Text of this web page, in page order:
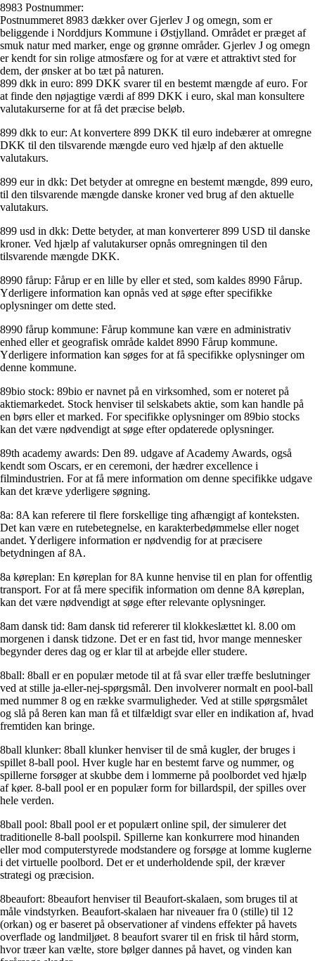
8983 Postnummer:
Postnummeret 8983 dækker over Gjerlev J og omegn, som er
beliggende i Norddjurs Kommune i Østjylland. Området er præget af
smuk natur med marker, enge og grønne områder. Gjerlev J og omegn
er kendt for sin rolige atmosfære og for at være et attraktivt sted for
dem, der ønsker at bo tæt på naturen.
899 dkk in euro: 899 DKK svarer til en bestemt mængde af euro. For
at finde den nøjagtige værdi af 899 DKK i euro, skal man konsultere
valutakurserne for at få det præcise beløb.
899 dkk to eur: At konvertere 899 DKK til euro indebærer at omregne
DKK til den tilsvarende mængde euro ved hjælp af den aktuelle
valutakurs.
899 eur in dkk: Det betyder at omregne en bestemt mængde, 899 euro,
til den tilsvarende mængde danske kroner ved brug af den aktuelle
valutakurs.
899 usd in dkk: Dette betyder, at man konverterer 899 USD til danske
kroner. Ved hjælp af valutakurser opnås omregningen til den
tilsvarende mængde DKK.
8990 fårup: Fårup er en lille by eller et sted, som kaldes 8990 Fårup.
Yderligere information kan opnås ved at søge efter specifikke
oplysninger om dette sted.
8990 fårup kommune: Fårup kommune kan være en administrativ
enhed eller et geografisk område kaldet 8990 Fårup kommune.
Yderligere information kan søges for at få specifikke oplysninger om
denne kommune.
89bio stock: 89bio er navnet på en virksomhed, som er noteret på
aktiemarkedet. Stock henviser til selskabets aktie, som kan handle på
en børs eller et marked. For specifikke oplysninger om 89bio stocks
kan det være nødvendigt at søge efter opdaterede oplysninger.
89th academy awards: Den 89. udgave af Academy Awards, også
kendt som Oscars, er en ceremoni, der hædrer excellence i
filmindustrien. For at få mere information om denne specifikke udgave
kan det kræve yderligere søgning.
8a: 8A kan referere til flere forskellige ting afhængigt af konteksten.
Det kan være en rutebetegnelse, en karakterbedømmelse eller noget
andet. Yderligere information er nødvendig for at præcisere
betydningen af 8A.
8a køreplan: En køreplan for 8A kunne henvise til en plan for offentlig
transport. For at få mere specifik information om denne 8A køreplan,
kan det være nødvendigt at søge efter relevante oplysninger.
8am dansk tid: 8am dansk tid refererer til klokkeslættet kl. 8.00 om
morgenen i dansk tidzone. Det er en fast tid, hvor mange mennesker
begynder deres dag og er klar til at arbejde eller studere.
8ball: 8ball er en populær metode til at få svar eller træffe beslutninger
ved at stille ja-eller-nej-spørgsmål. Den involverer normalt en pool-ball
med nummer 8 og en række svarmuligheder. Ved at stille spørgsmålet
og slå på 8eren kan man få et tilfældigt svar eller en indikation af, hvad
fremtiden kan bringe.
8ball klunker: 8ball klunker henviser til de små kugler, der bruges i
spillet 8-ball pool. Hver kugle har en bestemt farve og nummer, og
spillerne forsøger at skubbe dem i lommerne på poolbordet ved hjælp
af køer. 8-ball pool er en populær form for billardspil, der spilles over
hele verden.
8ball pool: 8ball pool er et populært online spil, der simulerer det
traditionelle 8-ball poolspil. Spillerne kan konkurrere mod hinanden
eller mod computerstyrede modstandere og forsøge at lomme kuglerne
i det virtuelle poolbord. Det er et underholdende spil, der kræver
strategi og præcision.
8beaufort: 8beaufort henviser til Beaufort-skalaen, som bruges til at
måle vindstyrken. Beaufort-skalaen har niveauer fra 0 (stille) til 12
(orkan) og er baseret på observationer af vindens effekter på havets
overflade og landmiljøet. 8 beaufort svarer til en frisk til hård storm,
hvor træer kan vælte, store bølger dannes på havet, og vinden kan